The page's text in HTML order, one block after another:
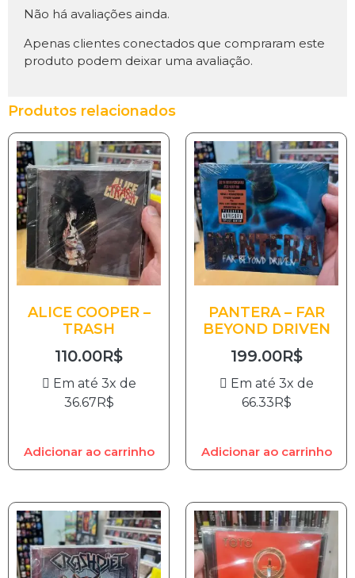
Não há avaliações ainda.
Apenas clientes conectados que compraram este
produto podem deixar uma avaliação.
Produtos relacionados
ALICE COOPER –
TRASH
110.00R$
Em até 3x de
36.67R$
Adicionar ao carrinho
PANTERA – FAR
BEYOND DRIVEN
199.00R$
Em até 3x de
66.33R$
Adicionar ao carrinho